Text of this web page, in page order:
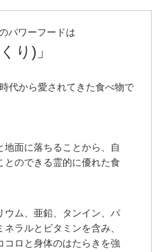
パワーフードは
り)」
代から愛されてきた食べ物で
面に落ちることから、自
とのできる霊的に優れた食
ウム、亜鉛、タンイン、パ
ラルとビタミンを含み、
コロと身体のはたらきを強